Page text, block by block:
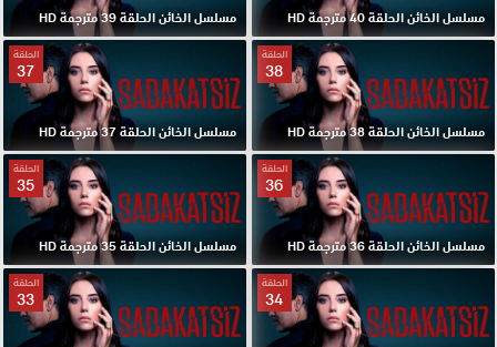
مسلسل الخائن الحلقة 40 مترجمة HD مسلسل الخائن الحلقة 39 مترجمة HD
الحلقة
38
مسلسل الخائن الحلقة 38 مترجمة HD
الحلقة
37
مسلسل الخائن الحلقة 37 مترجمة HD
الحلقة
36
مسلسل الخائن الحلقة 36 مترجمة HD
الحلقة
35
مسلسل الخائن الحلقة 35 مترجمة HD
الحلقة
34
الحلقة
33